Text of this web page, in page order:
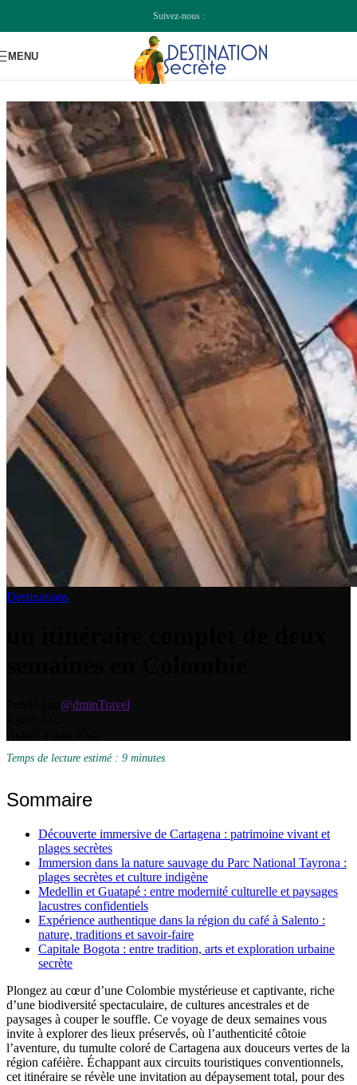
Passer au contenu principal
Suivez-nous :
MENU
Destinations
@dminTravel
Temps de lecture estimé : 9 minutes
Sommaire
Découverte immersive de Cartagena : patrimoine vivant et
plages secrètes
Immersion dans la nature sauvage du Parc National Tayrona :
plages secrètes et culture indigène
Medellin et Guatapé : entre modernité culturelle et paysages
lacustres confidentiels
Expérience authentique dans la région du café à Salento :
nature, traditions et savoir-faire
Capitale Bogota : entre tradition, arts et exploration urbaine
secrète
Plongez au cœur d’une Colombie mystérieuse et captivante, riche
d’une biodiversité spectaculaire, de cultures ancestrales et de
paysages à couper le souffle. Ce voyage de deux semaines vous
invite à explorer des lieux préservés, où l’authenticité côtoie
l’aventure, du tumulte coloré de Cartagena aux douceurs vertes de la
région caféière. Échappant aux circuits touristiques conventionnels,
cet itinéraire se révèle une invitation au dépaysement total, pour des